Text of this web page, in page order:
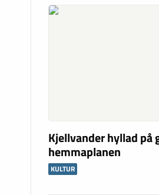
Kjellvander hyllad på
hemmaplanen
KULTUR